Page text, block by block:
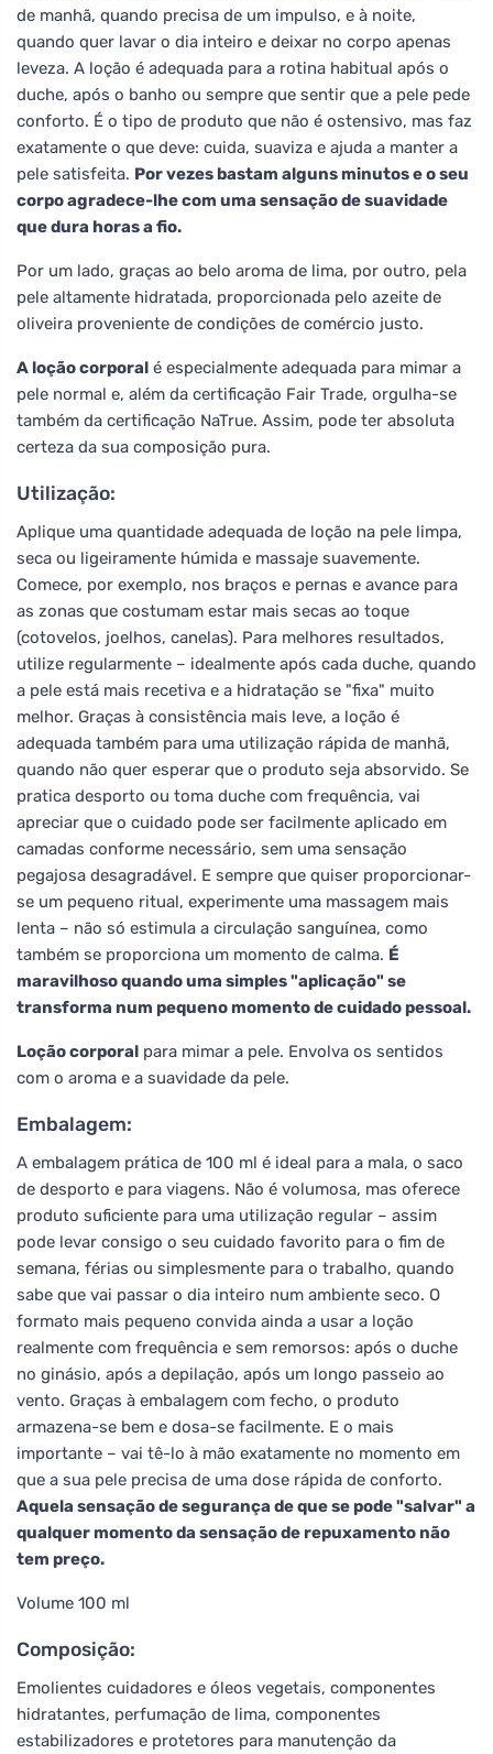
de manhã, quando precisa de um impulso, e à noite,
quando quer lavar o dia inteiro e deixar no corpo apenas
leveza. A loção é adequada para a rotina habitual após o
duche, após o banho ou sempre que sentir que a pele pede
conforto. É o tipo de produto que não é ostensivo, mas faz
exatamente o que deve: cuida, suaviza e ajuda a manter a
pele satisfeita. Por vezes bastam alguns minutos e o seu
corpo agradece-lhe com uma sensação de suavidade
que dura horas a fio.
Por um lado, graças ao belo aroma de lima, por outro, pela
pele altamente hidratada, proporcionada pelo azeite de
oliveira proveniente de condições de comércio justo.
A loção corporal é especialmente adequada para mimar a
pele normal e, além da certificação Fair Trade, orgulha-se
também da certificação NaTrue. Assim, pode ter absoluta
certeza da sua composição pura.
Utilização:
Aplique uma quantidade adequada de loção na pele limpa,
seca ou ligeiramente húmida e massaje suavemente.
Comece, por exemplo, nos braços e pernas e avance para
as zonas que costumam estar mais secas ao toque
(cotovelos, joelhos, canelas). Para melhores resultados,
utilize regularmente – idealmente após cada duche, quando
a pele está mais recetiva e a hidratação se "fixa" muito
melhor. Graças à consistência mais leve, a loção é
adequada também para uma utilização rápida de manhã,
quando não quer esperar que o produto seja absorvido. Se
pratica desporto ou toma duche com frequência, vai
apreciar que o cuidado pode ser facilmente aplicado em
camadas conforme necessário, sem uma sensação
pegajosa desagradável. E sempre que quiser proporcionar-
se um pequeno ritual, experimente uma massagem mais
lenta – não só estimula a circulação sanguínea, como
também se proporciona um momento de calma. É
maravilhoso quando uma simples "aplicação" se
transforma num pequeno momento de cuidado pessoal.
Loção corporal para mimar a pele. Envolva os sentidos
com o aroma e a suavidade da pele.
Embalagem:
A embalagem prática de 100 ml é ideal para a mala, o saco
de desporto e para viagens. Não é volumosa, mas oferece
produto suficiente para uma utilização regular – assim
pode levar consigo o seu cuidado favorito para o fim de
semana, férias ou simplesmente para o trabalho, quando
sabe que vai passar o dia inteiro num ambiente seco. O
formato mais pequeno convida ainda a usar a loção
realmente com frequência e sem remorsos: após o duche
no ginásio, após a depilação, após um longo passeio ao
vento. Graças à embalagem com fecho, o produto
armazena-se bem e dosa-se facilmente. E o mais
importante – vai tê-lo à mão exatamente no momento em
que a sua pele precisa de uma dose rápida de conforto.
Aquela sensação de segurança de que se pode "salvar" a
qualquer momento da sensação de repuxamento não
tem preço.
Volume 100 ml
Composição:
Emolientes cuidadores e óleos vegetais, componentes
hidratantes, perfumação de lima, componentes
estabilizadores e protetores para manutenção da